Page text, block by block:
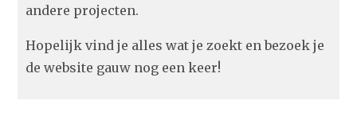
andere projecten.
Hopelijk vind je alles wat je zoekt en bezoek je
de website gauw nog een keer!